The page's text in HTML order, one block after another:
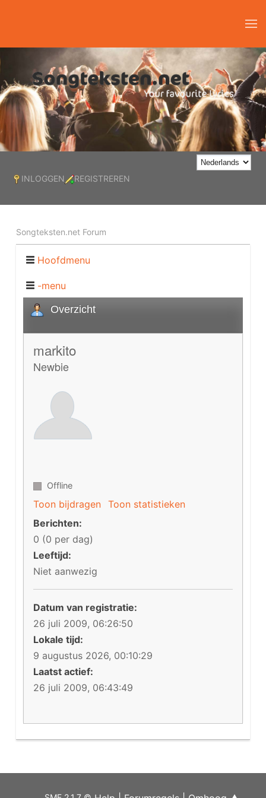
INLOGGEN REGISTREREN
Songteksten.net Forum
Hoofdmenu
-menu
Overzicht
markito
Newbie
Offline
Toon bijdragen Toon statistieken
Berichten:
0 (0 per dag)
Leeftijd:
Niet aanwezig
Datum van registratie:
26 juli 2009, 06:26:50
Lokale tijd:
9 augustus 2026, 00:10:29
Laatst actief:
26 juli 2009, 06:43:49